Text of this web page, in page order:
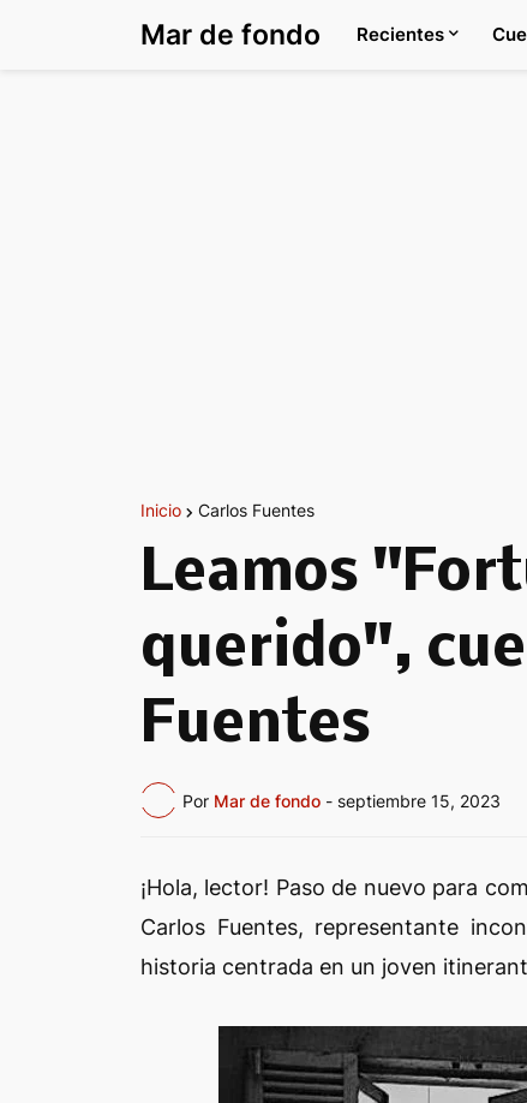
Mar de fondo Recientes
Inicio Carlos Fuentes
Leamos
querido",
Fuentes
Por Mar de fondo - septiembre 15, 2023
¡Hola, lector! Paso de nuevo para
Carlos Fuentes, representante
historia centrada en un joven